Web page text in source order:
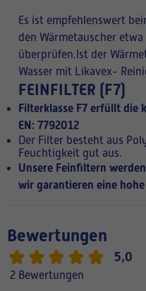
Es ist empfehlenswert
den Wärmetauscher
überprüfen.Ist der
Wasser mit Likavex-
FEINFILTER (F7)
Filterklasse F7 erfüllt die
EN: 7792012
Der Filter besteht aus
Feuchtigkeit gut aus.
Unsere Feinfiltern
wir garantieren eine
Bewertungen
5,0
2 Bewertungen